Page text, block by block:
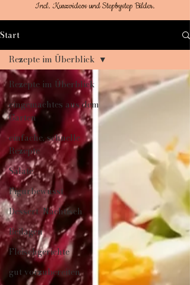
Incl. Kurzvideos und Stepbystep Bilder.
Start
Rezepte im Überblick
eingemachtes aus dem
Garten
einfache, schnelle
Rezepte
Salate
Figurbewusst
Dessert/Nachtisch
Beilagen
Fleischgerichte
gut vorzubereiten
Rezepte im Überblick